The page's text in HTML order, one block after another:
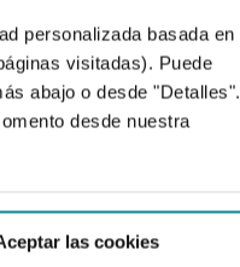
personalizada basada en
visitadas). Puede
abajo o desde "Detalles".
desde nuestra
las cookies